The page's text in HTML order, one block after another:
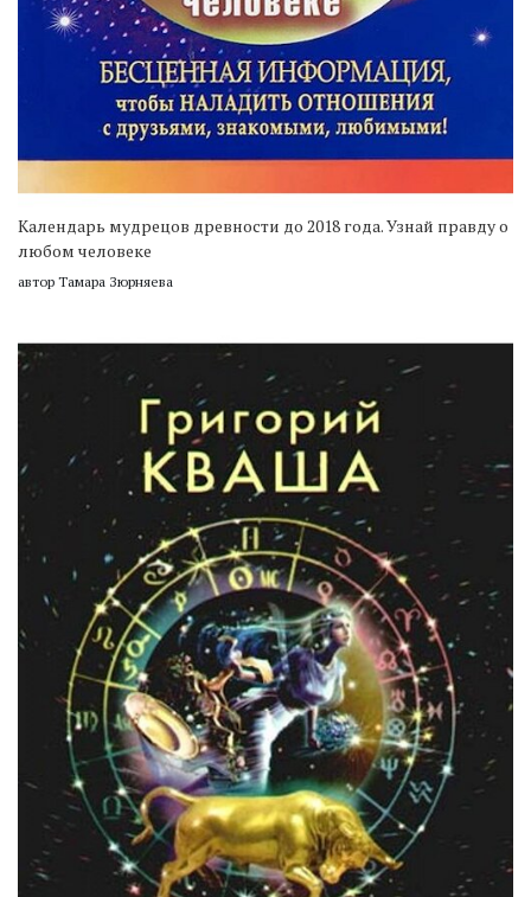
Календарь мудрецов древности до 2018 года. Узнай правду о
любом человеке
автор Тамара Зюрняева